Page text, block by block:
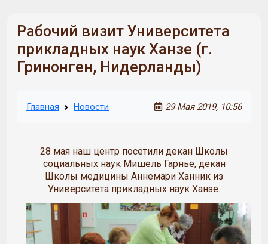
Рабочий визит Университета
прикладных наук Ханзе (г.
Гринонген, Нидерланды)
Главная Новости 29 Мая 2019, 10:56
28 мая наш центр посетили декан Школы
социальных наук Мишель Гарнье, декан
Школы медицины Аннемари Ханник из
Университета прикладных наук Ханзе.